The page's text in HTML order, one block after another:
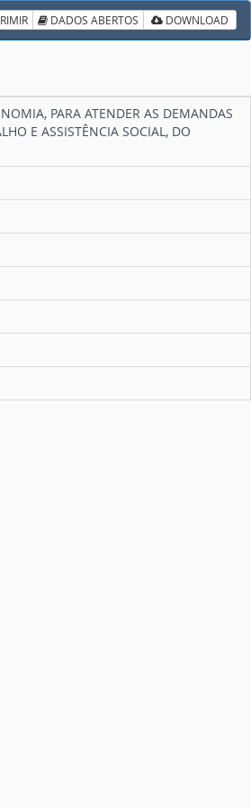
DADOS ABERTOS DOWNLOAD
PARA ATENDER AS DEMANDAS
E ASSISTÊNCIA SOCIAL, DO